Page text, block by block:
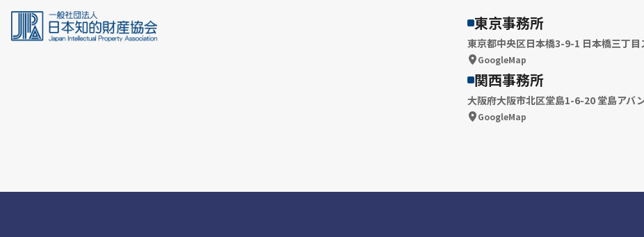
東京事務所
東京都中央区日本橋3-9-1 日本橋三丁目
GoogleMap
関西事務所
大阪府大阪市北区堂島1-6-20 堂島アバ
GoogleMap